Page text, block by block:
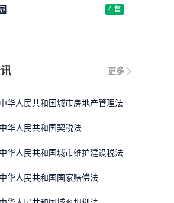
在售
更多
· 中华人民共和国城市房地产管理法
· 中华人民共和国契税法
· 中华人民共和国城市维护建设税法
· 中华人民共和国国家赔偿法